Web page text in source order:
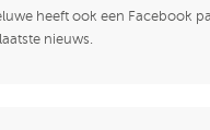
heeft ook een Facebook
nieuws.